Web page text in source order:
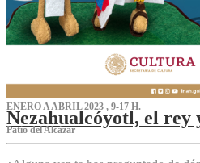
ENERO A ABRIL 2023 , 9-17 H.
Nezahualcóyotl, el rey
Patio del Alcázar